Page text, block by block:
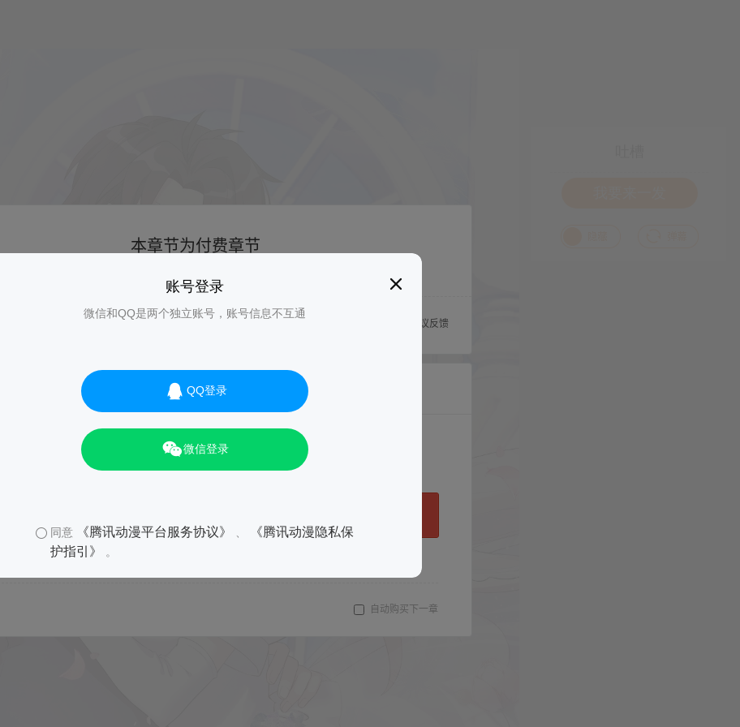
账号登录
微信和QQ是两个独立账号，账号信息不互通
QQ登录
微信登录
同意 《腾讯动漫平台服务协议》
《腾讯动漫隐私保
护指引》
。